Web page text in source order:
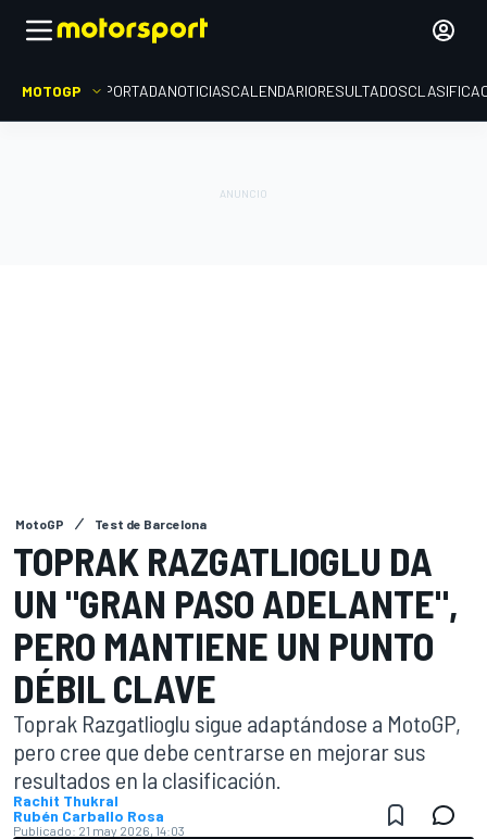
MOTOGP PORTADANOTICIASCALENDARIORESULTADOS
MotoGP Test de Barcelona
TOPRAK RAZGATLIOGLU DA
UN "GRAN PASO ADELANTE",
PERO MANTIENE UN PUNTO
DÉBIL CLAVE
Toprak Razgatlioglu sigue adaptándose a MotoGP,
pero cree que debe centrarse en mejorar sus
resultados en la clasificación.
Rachit Thukral
Rubén Carballo Rosa
Publicado: 21 may 2026, 14:03